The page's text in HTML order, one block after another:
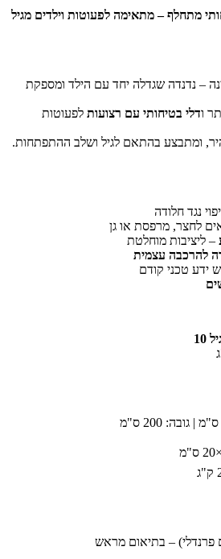
מתחלף – מתאימה לפעוטות וילדים מגיל
– נדנדה שגדלה יחד עם הילד ומספקת
ודלי בטיחותי עם רצועות לפעוטות
ומתבצע בהתאם לגיל ושלב ההתפתחות.
נגד חלודה
לחצר, מרפסת או גן
– ליציבות מוחלטת
להרכבה עצמית
ידע טכני קודם